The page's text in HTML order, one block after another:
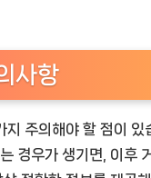
사항
주의해야 할 점이
경우가 생기면, 이후